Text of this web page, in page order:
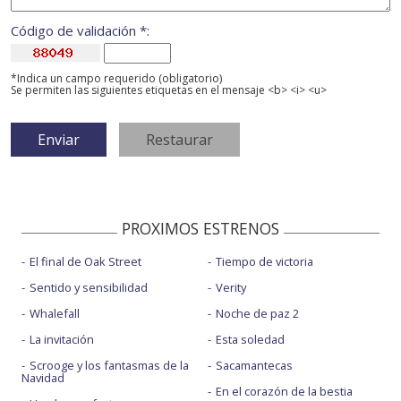
Código de validación *:
*Indica un campo requerido (obligatorio)
Se permiten las siguientes etiquetas en el mensaje <b> <i> <u>
PROXIMOS ESTRENOS
El final de Oak Street
Sentido y sensibilidad
Whalefall
La invitación
Scrooge y los fantasmas de la
Navidad
Tiempo de victoria
Verity
Noche de paz 2
Esta soledad
Sacamantecas
En el corazón de la bestia